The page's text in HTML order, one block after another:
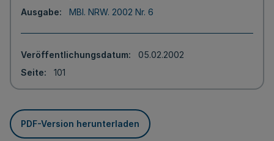
Ausgabe
MBl. NRW. 2002 Nr. 6
Veröffentlichungsdatum
05.02.2002
Seite
101
PDF-Version herunterladen